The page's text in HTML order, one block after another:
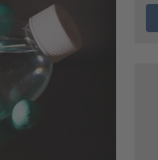
& Haustechnik
Personalmanagement
&
(AKADEMIE